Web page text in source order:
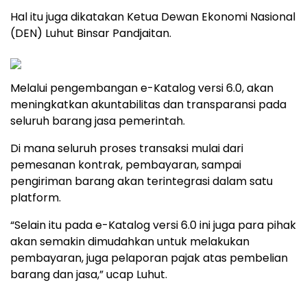
Hal itu juga dikatakan Ketua Dewan Ekonomi Nasional
(DEN) Luhut Binsar Pandjaitan.
Melalui pengembangan e-Katalog versi 6.0, akan
meningkatkan akuntabilitas dan transparansi pada
seluruh barang jasa pemerintah.
Di mana seluruh proses transaksi mulai dari
pemesanan kontrak, pembayaran, sampai
pengiriman barang akan terintegrasi dalam satu
platform.
“Selain itu pada e-Katalog versi 6.0 ini juga para pihak
akan semakin dimudahkan untuk melakukan
pembayaran, juga pelaporan pajak atas pembelian
barang dan jasa,” ucap Luhut.